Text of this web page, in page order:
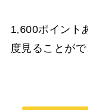
1,600ポイント
度見ることがで